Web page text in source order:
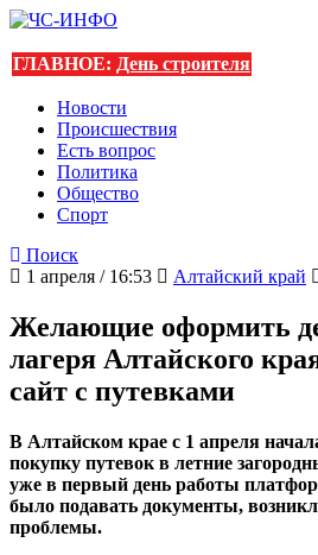
ГЛАВНОЕ: День строителя
Новости
Происшествия
Есть вопрос
Политика
Общество
Спорт
Поиск
1 апреля / 16:53
Алтайский край
Желающие оформить
лагеря Алтайского
сайт с путевками
В Алтайском крае с 1 апреля
покупку путевок в летние
уже в первый день работы
было подавать документы,
проблемы.